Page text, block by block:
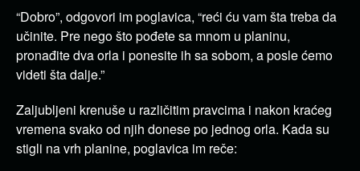
“Dobro”, odgovori im poglavica, “reći ću vam šta treba da
učinite. Pre nego što pođete sa mnom u planinu,
pronađite dva orla i ponesite ih sa sobom, a posle ćemo
videti šta dalje.”
Zaljubljeni krenuše u različitim pravcima i nakon kraćeg
vremena svako od njih donese po jednog orla. Kada su
stigli na vrh planine, poglavica im reče: